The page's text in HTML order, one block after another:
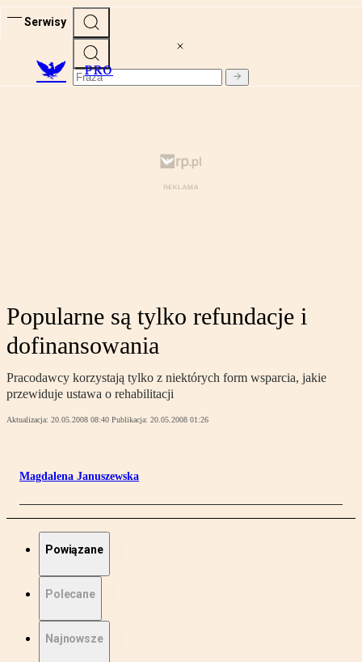
Serwisy
PRO
Popularne są tylko refundacje i
dofinansowania
Pracodawcy korzystają tylko z niektórych form wsparcia, jakie
przewiduje ustawa o rehabilitacji
Aktualizacja: 20.05.2008 08:40 Publikacja: 20.05.2008 01:26
Magdalena Januszewska
Powiązane
Polecane
Najnowsze